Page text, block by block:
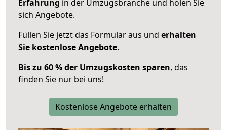
Erfahrung in der Umzugsbranche und holen Sie
sich Angebote.
Füllen Sie jetzt das Formular aus und erhalten
Sie kostenlose Angebote.
Bis zu 60 % der Umzugskosten sparen, das
finden Sie nur bei uns!
Kostenlose Angebote erhalten